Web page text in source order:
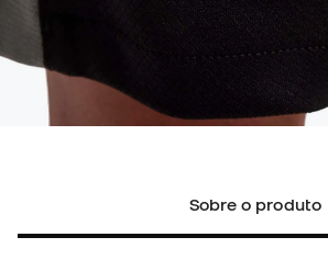
Sobre o produto